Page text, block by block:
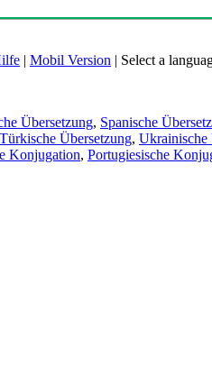
| Mobil Version | Select a
Übersetzung, Spanische
Türkische Übersetzung, Ukrainische
Konjugation, Portugiesische